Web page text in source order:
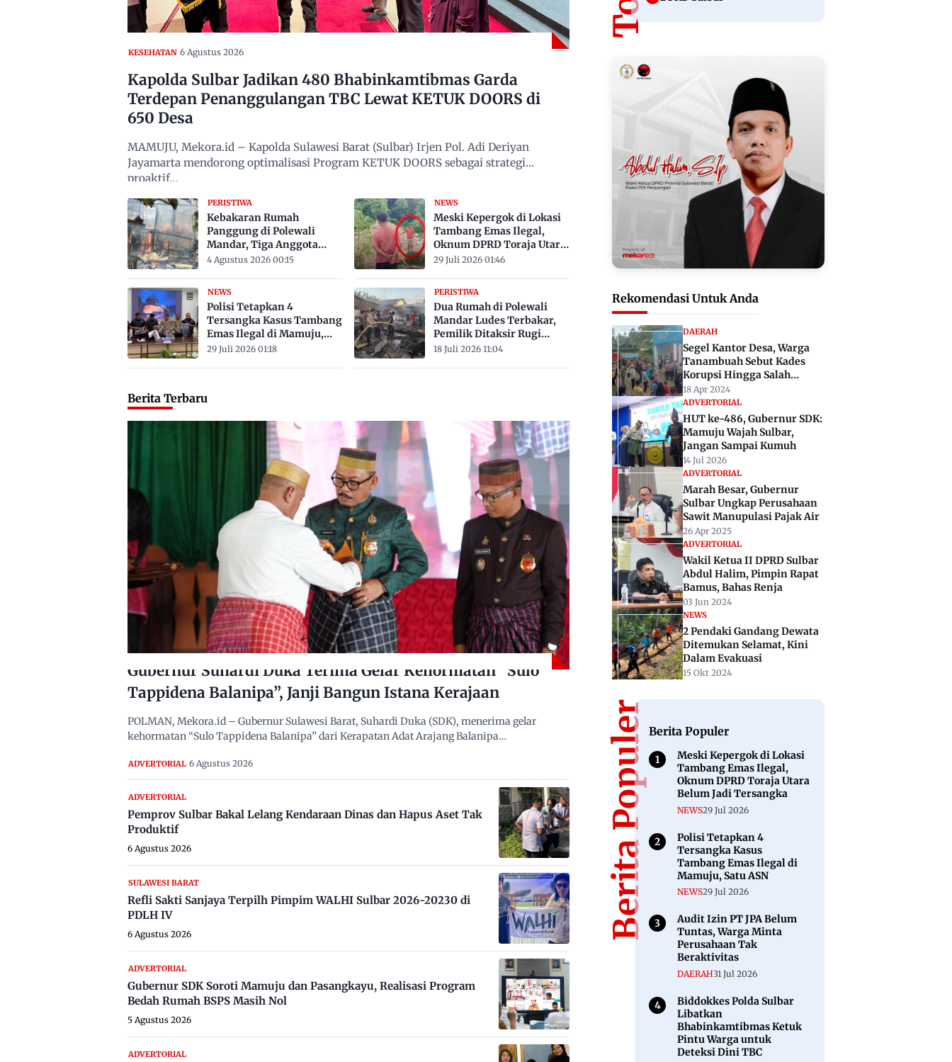
KESEHATAN 6 Agustus 2026
Kapolda Sulbar Jadikan 480 Bhabinkamtibmas Garda
Terdepan Penanggulangan TBC Lewat KETUK DOORS di
650 Desa
MAMUJU, Mekora.id – Kapolda Sulawesi Barat (Sulbar) Irjen Pol. Adi Deriyan
Jayamarta mendorong optimalisasi Program KETUK DOORS sebagai strategi
proaktif…
PERISTIWA
Kebakaran Rumah
Panggung di Polewali
Mandar, Tiga Anggota
Keluarga Tewas Terjebak
4 Agustus 2026 00:15
NEWS
Meski Kepergok di Lokasi
Tambang Emas Ilegal,
Oknum DPRD Toraja Utara
Belum Jadi Tersangka
29 Juli 2026 01:46
NEWS
Polisi Tetapkan 4
Tersangka Kasus Tambang
Emas Ilegal di Mamuju,
Satu ASN
29 Juli 2026 01:18
PERISTIWA
Dua Rumah di Polewali
Mandar Ludes Terbakar,
Pemilik Ditaksir Rugi
Rp200 Juta
18 Juli 2026 11:04
Berita Terbaru
Gubernur Suhardi Duka Terima Gelar Kehormatan “Sulo
Tappidena Balanipa”, Janji Bangun Istana Kerajaan
POLMAN, Mekora.id – Gubernur Sulawesi Barat, Suhardi Duka (SDK), menerima gelar
kehormatan “Sulo Tappidena Balanipa” dari Kerapatan Adat Arajang Balanipa…
ADVERTORIAL 6 Agustus 2026
ADVERTORIAL
Pemprov Sulbar Bakal Lelang Kendaraan Dinas dan Hapus Aset Tak
Produktif
6 Agustus 2026
SULAWESI BARAT
Refli Sakti Sanjaya Terpilh Pimpim WALHI Sulbar 2026-20230 di
PDLH IV
6 Agustus 2026
ADVERTORIAL
Gubernur SDK Soroti Mamuju dan Pasangkayu, Realisasi Program
Bedah Rumah BSPS Masih Nol
5 Agustus 2026
ADVERTORIAL
Rekomendasi Untuk Anda
DAERAH
Segel Kantor Desa, Warga
Tanambuah Sebut Kades
Korupsi Hingga Salah
Gunakan Jabatan
18 Apr 2024
ADVERTORIAL
HUT ke-486, Gubernur SDK:
Mamuju Wajah Sulbar,
Jangan Sampai Kumuh
14 Jul 2026
ADVERTORIAL
Marah Besar, Gubernur
Sulbar Ungkap Perusahaan
Sawit Manupulasi Pajak Air
26 Apr 2025
ADVERTORIAL
Wakil Ketua II DPRD Sulbar
Abdul Halim, Pimpin Rapat
Bamus, Bahas Renja
03 Jun 2024
NEWS
2 Pendaki Gandang Dewata
Ditemukan Selamat, Kini
Dalam Evakuasi
15 Okt 2024
Berita PopulerBerita Populer
Meski Kepergok di Lokasi
Tambang Emas Ilegal,
Oknum DPRD Toraja Utara
Belum Jadi Tersangka
NEWS29 Jul 2026
Polisi Tetapkan 4
Tersangka Kasus
Tambang Emas Ilegal di
Mamuju, Satu ASN
NEWS29 Jul 2026
Audit Izin PT JPA Belum
Tuntas, Warga Minta
Perusahaan Tak
Beraktivitas
DAERAH31 Jul 2026
Biddokkes Polda Sulbar
Libatkan
Bhabinkamtibmas Ketuk
Pintu Warga untuk
Deteksi Dini TBC